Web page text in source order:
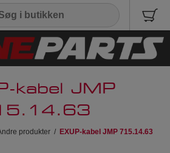
kabel JMP
produkter / EXUP-kabel JMP 715.14.63